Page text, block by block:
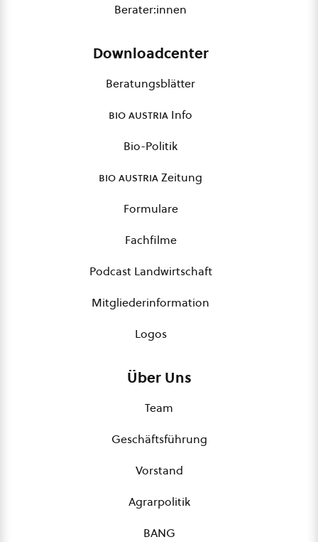
Berater:innen
Downloadcenter
Beratungsblätter
bio austria Info
Bio-Politik
bio austriaZeitung
Formulare
Fachfilme
Podcast Landwirtschaft
Mitgliederinformation
Logos
Über Uns
Team
Geschäftsführung
Vorstand
Agrarpolitik
BANG